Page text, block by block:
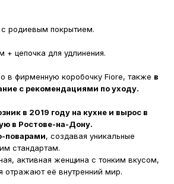
с родиевым покрытием.
+ цепочка для удлинения.
в фирменную коробочку Fiore, также в
с рекомендациями по уходу.
в 2019 году на кухне и вырос в
в Ростове-на-Дону.
поварами, создавая уникальные
стандартам.
активная женщина с тонким вкусом,
отражают её внутренний мир.